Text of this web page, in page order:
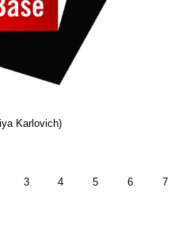
Karlovich)
3 4 5 6
7